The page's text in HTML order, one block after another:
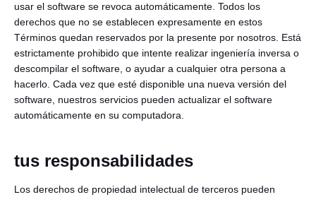
usar el software se revoca automáticamente. Todos los
derechos que no se establecen expresamente en estos
Términos quedan reservados por la presente por nosotros. Está
estrictamente prohibido que intente realizar ingeniería inversa o
descompilar el software, o ayudar a cualquier otra persona a
hacerlo. Cada vez que esté disponible una nueva versión del
software, nuestros servicios pueden actualizar el software
automáticamente en su computadora.
tus responsabilidades
Los derechos de propiedad intelectual de terceros pueden